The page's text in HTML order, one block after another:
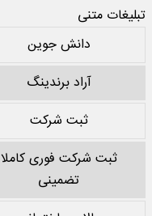
تبلیغات متنی
دانش جوین
آراد برندینگ
ثبت شرکت
ثبت شرکت فوری کاملا
تضمینی